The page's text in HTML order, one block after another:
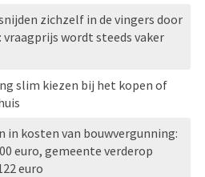
zichzelf in de vingers door
wordt steeds vaker
slim kiezen bij het kopen of
in kosten van bouwvergunning:
euro, gemeente verderop
euro